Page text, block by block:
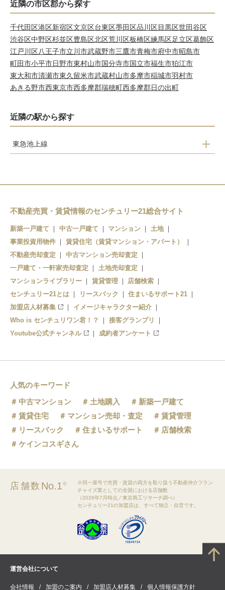
近隣の市区郡から探す
千代田区港区新宿区文京区台東区墨田区品川区目黒区世田谷区
渋谷区中野区杉並区豊島区北区荒川区板橋区練馬区足立区葛飾区
江戸川区八王子市立川市武蔵野市三鷹市青梅市府中市昭島市
町田市小平市日野市東村山市国分寺市国立市福生市狛江市
東大和市清瀬市東久留米市武蔵村山市多摩市稲城市羽村市
あきる野市西東京市西多摩郡瑞穂町西多摩郡日の出町
近隣の駅から探す
東急池上線
池上
蒲田
不動産売買・賃貸情報のセンチュリー21総合サイト
新築一戸建て 中古一戸建て マンション
土地
事業投資用物件
賃貸住宅（賃貸マンション・アパート）
不動産売却査定
中古マンション売却査定
一戸建て・一軒家売却査定
土地売却査定
マンションライブラリー
賃貸管理
店舗検索
センチュリー21とは
リースバック
住まいるサポート21
加盟店人材募集
イメージキャラクター紹介
Who is センチュリワン君！？
接客グランプリ
Youtube公式チャンネル
成約者アンケート
人気のキーワード
中古マンション
土地購入
新築一戸建て
賃貸住宅
マンション売却・査定
賃貸管理
リースバック
住まいるサポート
店舗検索
ケインコスギさん
店舗数 No.1※
※同一屋号で売買・賃貸の両方を取り扱う不動産仲介フラン
チャイズ業としての全国における店舗数
（2026年7月時点／東京商工リサーチ調べ）
センチュリー21の加盟店は、すべて独立・自営です。
運営会社について
会社情報 加盟のご案内 加盟店人材募集 個人情報保護方針